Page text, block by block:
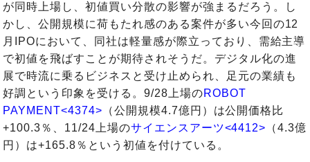
が同時上場し、初値買い分散の影響が強まるだろう。し
かし、公開規模に荷もたれ感のある案件が多い今回の12
月IPOにおいて、同社は軽量感が際立っており、需給主導
で初値を飛ばすことが期待されそうだ。デジタル化の進
展で時流に乗るビジネスと受け止められ、足元の業績も
好調という印象を受ける。9/28上場のROBOT
PAYMENT<4374> （公開規模4.7億円）は公開価格比
+100.3％、11/24上場のサイエンスアーツ<4412> （4.3億
円）は+165.8％という初値を付けている。